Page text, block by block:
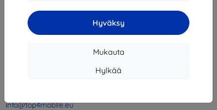
Hyväksy
Mukauta
Hylkää
Shield-SK s.r.o.
SK2023549671
info@top4mobile.eu